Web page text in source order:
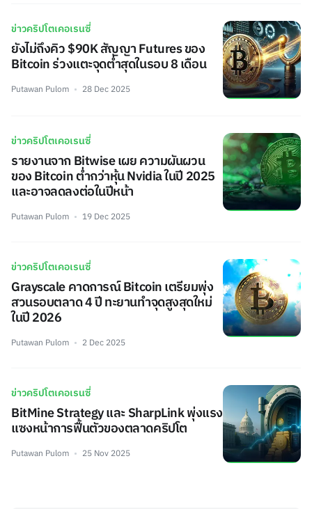
ข่าวคริปโตเคอเรนซี่
ยังไม่ถึงคิว $90K สัญญา Futures ของ
Bitcoin ร่วงแตะจุดต่ำสุดในรอบ 8 เดือน
Putawan Pulom 28 Dec 2025
ข่าวคริปโตเคอเรนซี่
รายงานจาก Bitwise เผย ความผันผวน
ของ Bitcoin ต่ำกว่าหุ้น Nvidia ในปี 2025
และอาจลดลงต่อในปีหน้า
Putawan Pulom 19 Dec 2025
ข่าวคริปโตเคอเรนซี่
Grayscale คาดการณ์ Bitcoin เตรียมพุ่ง
สวนรอบตลาด 4 ปี ทะยานทำจุดสูงสุดใหม่
ในปี 2026
Putawan Pulom 2 Dec 2025
ข่าวคริปโตเคอเรนซี่
BitMine Strategy และ SharpLink พุ่งแรง
แซงหน้าการฟื้นตัวของตลาดคริปโต
Putawan Pulom 25 Nov 2025